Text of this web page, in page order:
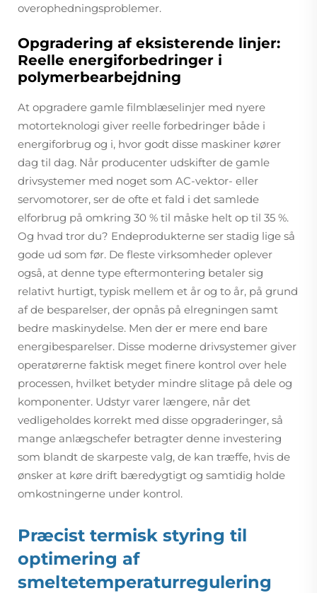
overophedningsproblemer.
Opgradering af eksisterende linjer:
Reelle energiforbedringer i
polymerbearbejdning
At opgradere gamle filmblæselinjer med nyere
motorteknologi giver reelle forbedringer både i
energiforbrug og i, hvor godt disse maskiner kører
dag til dag. Når producenter udskifter de gamle
drivsystemer med noget som AC-vektor- eller
servomotorer, ser de ofte et fald i det samlede
elforbrug på omkring 30 % til måske helt op til 35 %.
Og hvad tror du? Endeprodukterne ser stadig lige så
gode ud som før. De fleste virksomheder oplever
også, at denne type eftermontering betaler sig
relativt hurtigt, typisk mellem et år og to år, på grund
af de besparelser, der opnås på elregningen samt
bedre maskinydelse. Men der er mere end bare
energibesparelser. Disse moderne drivsystemer giver
operatørerne faktisk meget finere kontrol over hele
processen, hvilket betyder mindre slitage på dele og
komponenter. Udstyr varer længere, når det
vedligeholdes korrekt med disse opgraderinger, så
mange anlægschefer betragter denne investering
som blandt de skarpeste valg, de kan træffe, hvis de
ønsker at køre drift bæredygtigt og samtidig holde
omkostningerne under kontrol.
Præcist termisk styring til
optimering af
smeltetemperaturregulering